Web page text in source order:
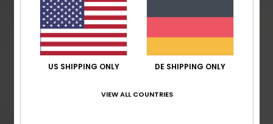
US SHIPPING ONLY DE SHIPPING ONLY
VIEW ALL COUNTRIES